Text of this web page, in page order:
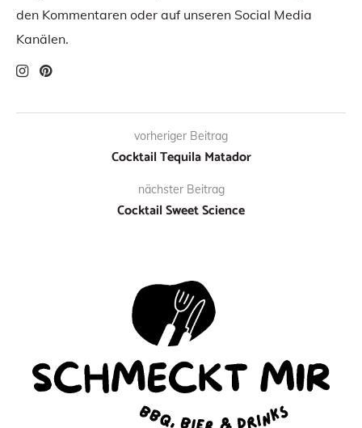
den Kommentaren oder auf unseren Social Media
Kanälen.
vorheriger Beitrag
Cocktail Tequila Matador
nächster Beitrag
Cocktail Sweet Science